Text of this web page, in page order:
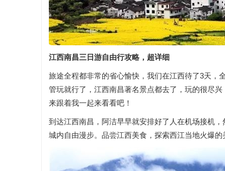
江西南昌三日游自由行攻略，超详细
旅途全程都非常的省心愉快，我们在江西待了3天，
管玩就行了，江西南昌著名景点都去了，玩的很尽
来跟着我一起来看看吧！
到达江西南昌，阿洁早早就安排好了人在机场接机
城内自由漫步。品尝江西美食，探索西江当地火爆的